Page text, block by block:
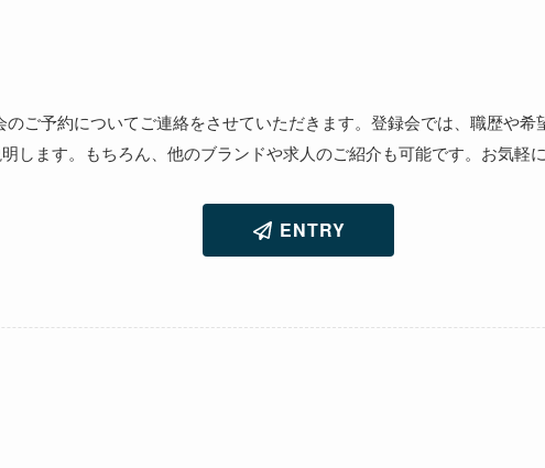
のご予約についてご連絡をさせていただきます。登録会では、職歴や
します。もちろん、他のブランドや求人のご紹介も可能です。お気軽
ENTRY